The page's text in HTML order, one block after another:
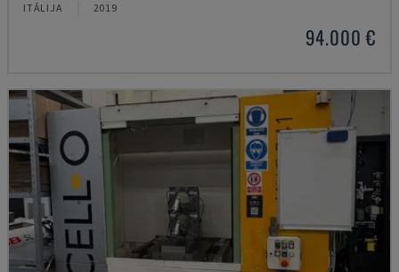
ITĀLIJA 2019
94.000 €